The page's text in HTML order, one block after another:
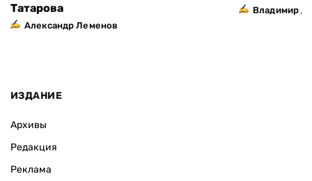
Татарова
Александр Леменов
Владимир
ИЗДАНИЕ
Архивы
Редакция
Реклама